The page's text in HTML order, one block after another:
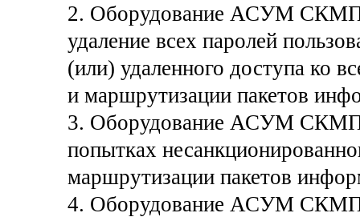
2. Оборудование АСУМ СКМПИ
удаление всех паролей
(или) удаленного доступа ко
и маршрутизации пакетов
3. Оборудование АСУМ
попытках
маршрутизации пакетов
4. Оборудование АСУМ